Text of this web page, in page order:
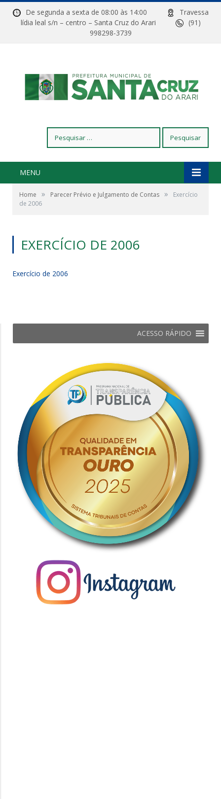
De segunda a sexta de 08:00 às 14:00
Travessa
lídia leal s/n – centro – Santa Cruz do Arari
(91)
998298-3739
por:
MENU
Home » Parecer Prévio e Julgamento de Contas »
Exercício
de 2006
EXERCÍCIO DE 2006
Exercício de 2006
ACESSO RÁPIDO